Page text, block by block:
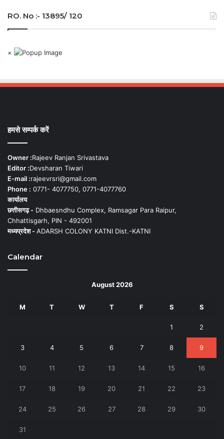
RO. No :- 13895/ 120
×
हमसे सम्पर्क करें
Owner :Rajeev Ranjan Srivastava
Editor :Devsharan Tiwari
E-mail :rajeevrsri@gmail.com
Phone : 0771- 4077750, 0771-4077760
कार्यालय
छत्तीसगढ़ - Dhbaesndhu Complex, Ramsagar Para Raipur,
Chhattisgarh, PIN - 492001
मध्यप्रदेश -ADARSH COLONY KATNI Dist.-KATNI
Calendar
August 2026
M T W T F S S
1 2
3 4 5 6 7 8 9
10 11 12 13 14 15 16
17 18 19 20 21 22 23
24 25 26 27 28 29 30
31